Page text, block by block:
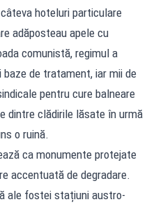
hoteluri particulare
adăposteau apele cu
comunistă, regimul a
de tratament, iar mii de
pentru cure balneare
dintre clădirile lăsate în urmă
o ruină.
ca monumente protejate
accentuată de degradare.
ale fostei stațiuni austro-